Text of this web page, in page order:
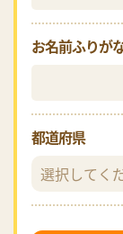
お名前ふりが
都道府県